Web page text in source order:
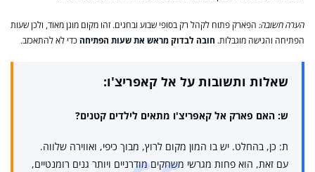
הערה חשובה: הפארק פתוח לקהל רק בסופי שבוע ובחגים. זהו מקום מוגן מאוד, ולכן שעות
הפתיחה והגישה מוגבלות. חובה לבדוק מראש את שעות הפתיחה כדי לא להתאכזב.
שאלות ותשובות על אל קאפריצ'ו:
ש: האם פארק אל קאפריצ'ו מתאים לילדים קטנים?
ת: כן, בהחלט. יש בו המון מקום לרוץ, מבוך כיפי, ואווירה שלווה.
עם זאת, הוא פחות מגרשי משחקים מודרניים ויותר גנים רומנטיים,